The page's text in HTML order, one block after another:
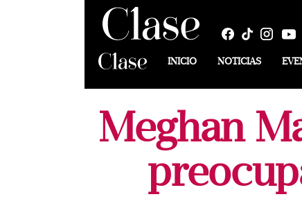
INICIO NOTICIAS
Meghan